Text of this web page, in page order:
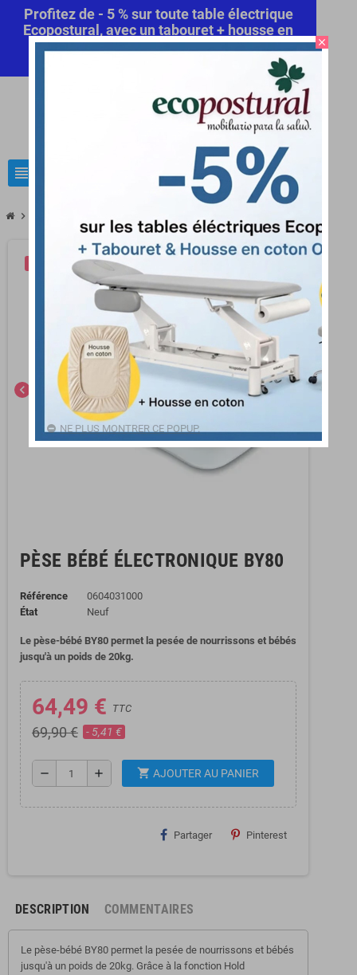
Profitez de - 5 % sur toute table électrique
Ecopostural, avec un tabouret + housse en
coton offert! Code Promo Automatique
view_headline search
person Connexion
chevron_right
chevron_left chevron_right
PÈSE BÉBÉ ÉLECTRONIQUE BY80
Référence
0604031000
État
Neuf
Le pèse-bébé BY80 permet la pesée de nourrissons et bébés
jusqu'à un poids de 20kg.
64,49 € TTC
69,90 € - 5,41 €
remove add shopping_cart AJOUTER AU PANIER
Partager Pinterest
DESCRIPTION COMMENTAIRES
Le pèse-bébé BY80 permet la pesée de nourrissons et bébés
jusqu'à un poids de 20kg. Grâce à la fonction Hold
close
NE PLUS MONTRER CE POPUP.